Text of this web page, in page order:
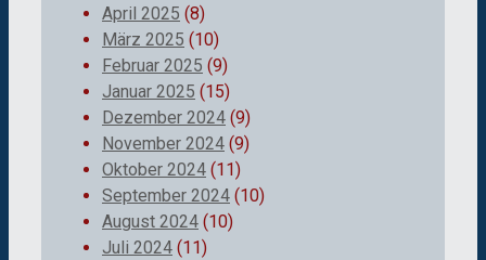
April 2025 (8)
März 2025 (10)
Februar 2025 (9)
Januar 2025 (15)
Dezember 2024 (9)
November 2024 (9)
Oktober 2024 (11)
September 2024 (10)
August 2024 (10)
Juli 2024 (11)